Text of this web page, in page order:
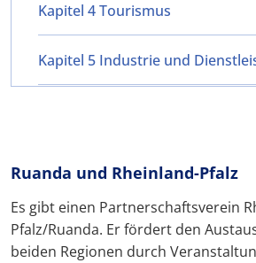
Kapitel 4 Tourismus
Kapitel 5 Industrie und
Ruanda und Rheinland-Pfalz
Es gibt einen Partnerschaftsverein
Pfalz/Ruanda. Er fördert den
beiden Regionen durch